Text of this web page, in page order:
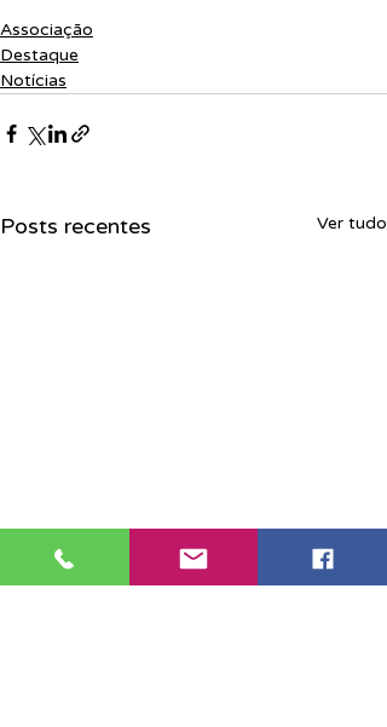
Associação
Destaque
Notícias
Posts recentes Ver tudo